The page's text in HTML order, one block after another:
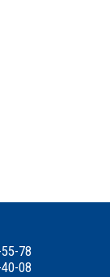
78
08